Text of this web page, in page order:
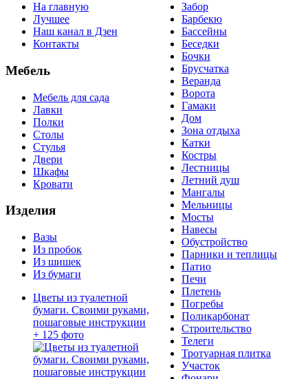
На главную
Лучшее
Наш канал в Дзен
Контакты
Мебель
Мебель для сада
Лавки
Полки
Столы
Стулья
Двери
Шкафы
Кровати
Изделия
Вазы
Из пробок
Из шишек
Из бумаги
Цветы из туалетной
бумаги. Своими руками,
пошаговые инструкции
+ 125 фото
Забор
Барбекю
Бассейны
Беседки
Бочки
Брусчатка
Веранда
Ворота
Гамаки
Дом
Зона отдыха
Катки
Костры
Лестницы
Летний душ
Мангалы
Мельницы
Мосты
Навесы
Обустройство
Парники и теплицы
Патио
Печи
Плетень
Погребы
Поликарбонат
Строительство
Телеги
Тротуарная плитка
Участок